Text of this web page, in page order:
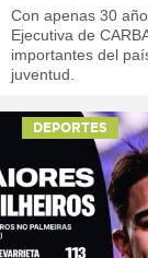
Con apenas 30
Ejecutiva de
importantes del
juventud.
DEPORTES